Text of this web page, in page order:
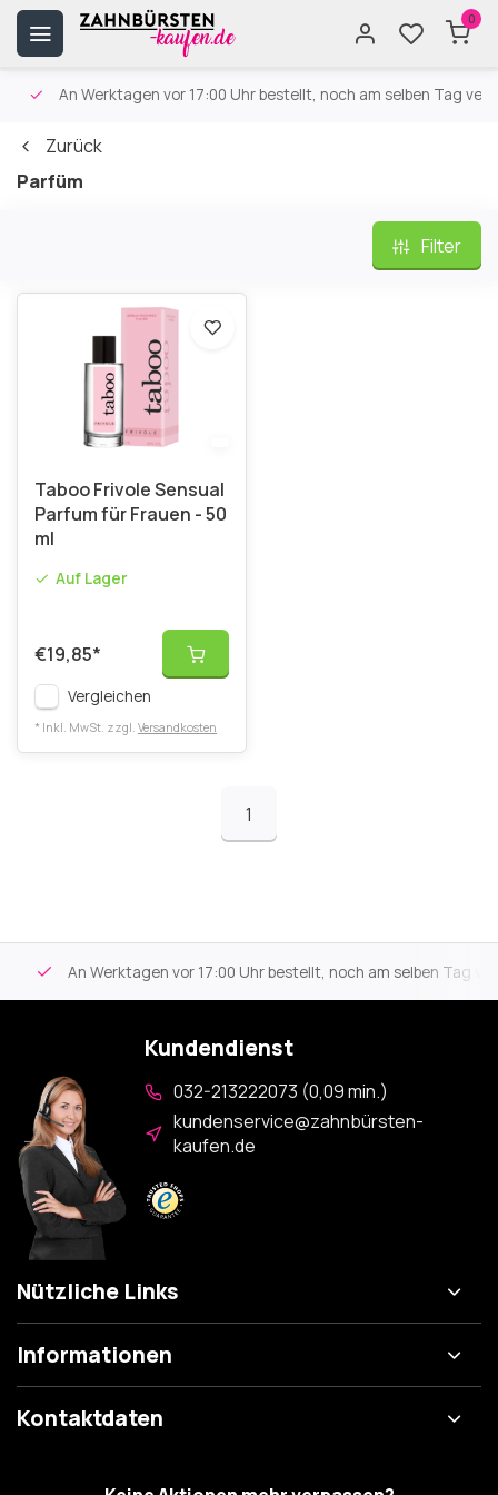
0
An Werktagen vor 17:00 Uhr bestellt, noch am selben Tag
Zurück
Parfüm
Filter
Taboo Frivole Sensual
Parfum für Frauen - 50
ml
Auf Lager
€19,85*
Vergleichen
* Inkl. MwSt. zzgl. Versandkosten
1
An Werktagen vor 17:00 Uhr bestellt, noch am selben Tag
Kundendienst
032-213222073 (0,09 min.)
kundenservice@zahnbürsten-
kaufen.de
Nützliche Links
Informationen
Kontaktdaten